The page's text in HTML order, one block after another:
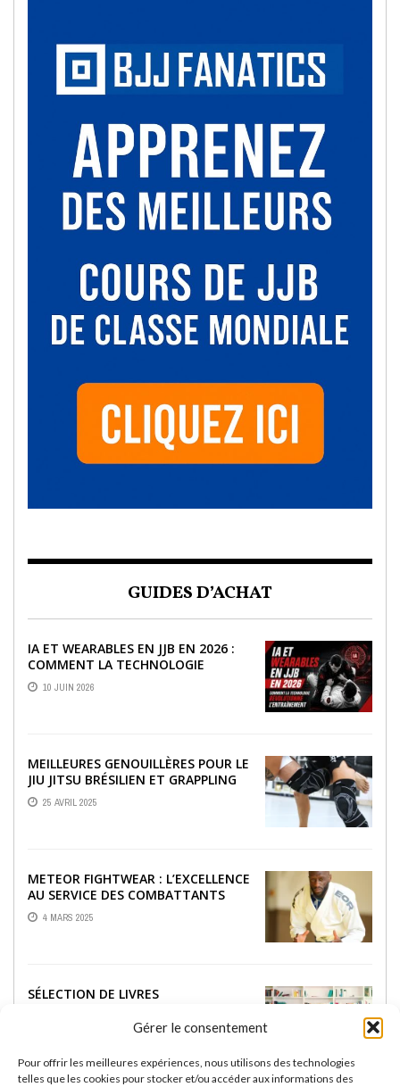
Gérer le consentement
Pour offrir les meilleures expériences, nous utilisons des technologies
telles que les cookies pour stocker et/ou accéder aux informations des
GUIDES D’ACHAT
IA ET WEARABLES EN JJB EN 2026 :
COMMENT LA TECHNOLOGIE
RÉVOLUTIONNE L’ENTRAÎNEMENT
10 JUIN 2026
MEILLEURES GENOUILLÈRES POUR LE
JIU JITSU BRÉSILIEN ET GRAPPLING
25 AVRIL 2025
METEOR FIGHTWEAR : L’EXCELLENCE
AU SERVICE DES COMBATTANTS
4 MARS 2025
SÉLECTION DE LIVRES